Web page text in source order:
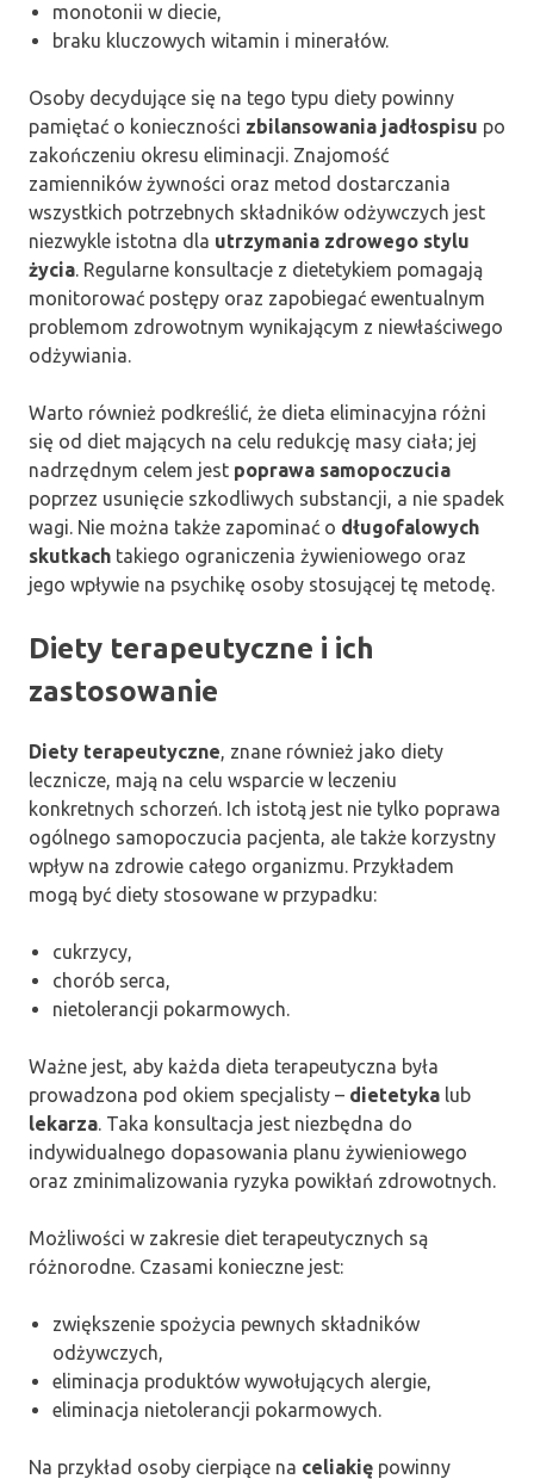
monotonii w diecie,
braku kluczowych witamin i minerałów.
Osoby decydujące się na tego typu diety powinny
pamiętać o konieczności zbilansowania jadłospisu po
zakończeniu okresu eliminacji. Znajomość
zamienników żywności oraz metod dostarczania
wszystkich potrzebnych składników odżywczych jest
niezwykle istotna dla utrzymania zdrowego stylu
życia. Regularne konsultacje z dietetykiem pomagają
monitorować postępy oraz zapobiegać ewentualnym
problemom zdrowotnym wynikającym z niewłaściwego
odżywiania.
Warto również podkreślić, że dieta eliminacyjna różni
się od diet mających na celu redukcję masy ciała; jej
nadrzędnym celem jest poprawa samopoczucia
poprzez usunięcie szkodliwych substancji, a nie spadek
wagi. Nie można także zapominać o długofalowych
skutkach takiego ograniczenia żywieniowego oraz
jego wpływie na psychikę osoby stosującej tę metodę.
Diety terapeutyczne i ich
zastosowanie
Diety terapeutyczne, znane również jako diety
lecznicze, mają na celu wsparcie w leczeniu
konkretnych schorzeń. Ich istotą jest nie tylko poprawa
ogólnego samopoczucia pacjenta, ale także korzystny
wpływ na zdrowie całego organizmu. Przykładem
mogą być diety stosowane w przypadku:
cukrzycy,
chorób serca,
nietolerancji pokarmowych.
Ważne jest, aby każda dieta terapeutyczna była
prowadzona pod okiem specjalisty – dietetyka lub
lekarza. Taka konsultacja jest niezbędna do
indywidualnego dopasowania planu żywieniowego
oraz zminimalizowania ryzyka powikłań zdrowotnych.
Możliwości w zakresie diet terapeutycznych są
różnorodne. Czasami konieczne jest:
zwiększenie spożycia pewnych składników
odżywczych,
eliminacja produktów wywołujących alergie,
eliminacja nietolerancji pokarmowych.
Na przykład osoby cierpiące na celiakię powinny